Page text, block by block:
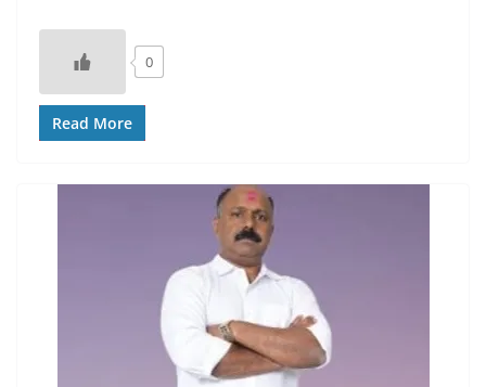
0
Read More